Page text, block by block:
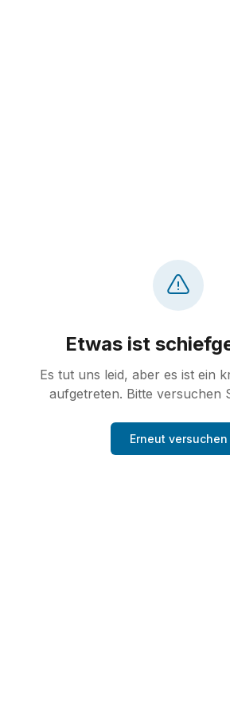
Etwas ist
Es tut uns leid, aber es ist ein
aufgetreten. Bitte versuchen
Erneut versuchen